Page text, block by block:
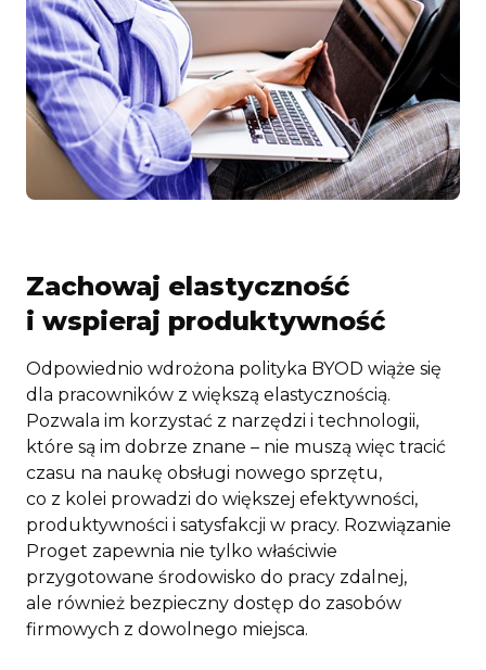
Zachowaj elastyczność
i wspieraj produktywność
Odpowiednio wdrożona polityka BYOD wiąże się
dla pracowników z większą elastycznością.
Pozwala im korzystać z narzędzi i technologii,
które są im dobrze znane – nie muszą więc tracić
czasu na naukę obsługi nowego sprzętu,
co z kolei prowadzi do większej efektywności,
produktywności i satysfakcji w pracy. Rozwiązanie
Proget zapewnia nie tylko właściwie
przygotowane środowisko do pracy zdalnej,
ale również bezpieczny dostęp do zasobów
firmowych z dowolnego miejsca.